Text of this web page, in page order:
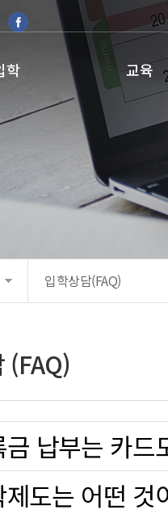
학 교육
입학상담(FAQ)
(FAQ)
금 납부는 카드
제도는 어떤 것